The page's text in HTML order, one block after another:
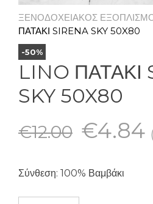
ΞΕΝΟΔΟΧΕΙΑΚΟΣ
ΠΑΤΑΚΙ SIRENA SKY 50X80
-50%
LINO ΠΑΤΑΚΙ
SKY 50X80
€12.00 €4.84
Σύνθεση: 100% Βαμβάκι